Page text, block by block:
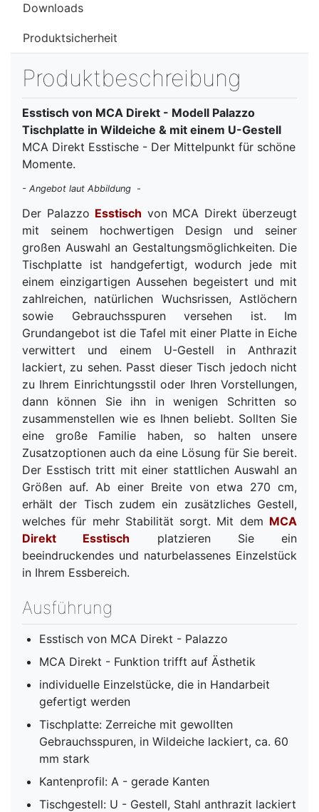
Downloads
Produktsicherheit
Produktbeschreibung
Esstisch von MCA Direkt - Modell Palazzo
Tischplatte in Wildeiche & mit einem U-Gestell
MCA Direkt Esstische - Der Mittelpunkt für schöne
Momente.
- Angebot laut Abbildung -
Der Palazzo Esstisch von MCA Direkt überzeugt
mit seinem hochwertigen Design und seiner
großen Auswahl an Gestaltungsmöglichkeiten. Die
Tischplatte ist handgefertigt, wodurch jede mit
einem einzigartigen Aussehen begeistert und mit
zahlreichen, natürlichen Wuchsrissen, Astlöchern
sowie Gebrauchsspuren versehen ist. Im
Grundangebot ist die Tafel mit einer Platte in Eiche
verwittert und einem U-Gestell in Anthrazit
lackiert, zu sehen. Passt dieser Tisch jedoch nicht
zu Ihrem Einrichtungsstil oder Ihren Vorstellungen,
dann können Sie ihn in wenigen Schritten so
zusammenstellen wie es Ihnen beliebt. Sollten Sie
eine große Familie haben, so halten unsere
Zusatzoptionen auch da eine Lösung für Sie bereit.
Der Esstisch tritt mit einer stattlichen Auswahl an
Größen auf. Ab einer Breite von etwa 270 cm,
erhält der Tisch zudem ein zusätzliches Gestell,
welches für mehr Stabilität sorgt. Mit dem MCA
Direkt Esstisch platzieren Sie ein
beeindruckendes und naturbelassenes Einzelstück
in Ihrem Essbereich.
Ausführung
Esstisch von MCA Direkt - Palazzo
MCA Direkt - Funktion trifft auf Ästhetik
individuelle Einzelstücke, die in Handarbeit
gefertigt werden
Tischplatte: Zerreiche mit gewollten
Gebrauchsspuren, in Wildeiche lackiert, ca. 60
mm stark
Kantenprofil: A - gerade Kanten
Tischgestell: U - Gestell, Stahl anthrazit lackiert